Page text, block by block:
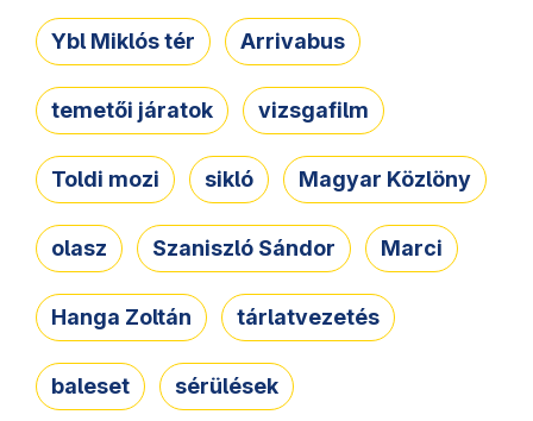
Ybl Miklós tér Arrivabus
temetői járatok vizsgafilm
Toldi mozi sikló Magyar Közlöny
olasz Szaniszló Sándor Marci
Hanga Zoltán tárlatvezetés
baleset sérülések